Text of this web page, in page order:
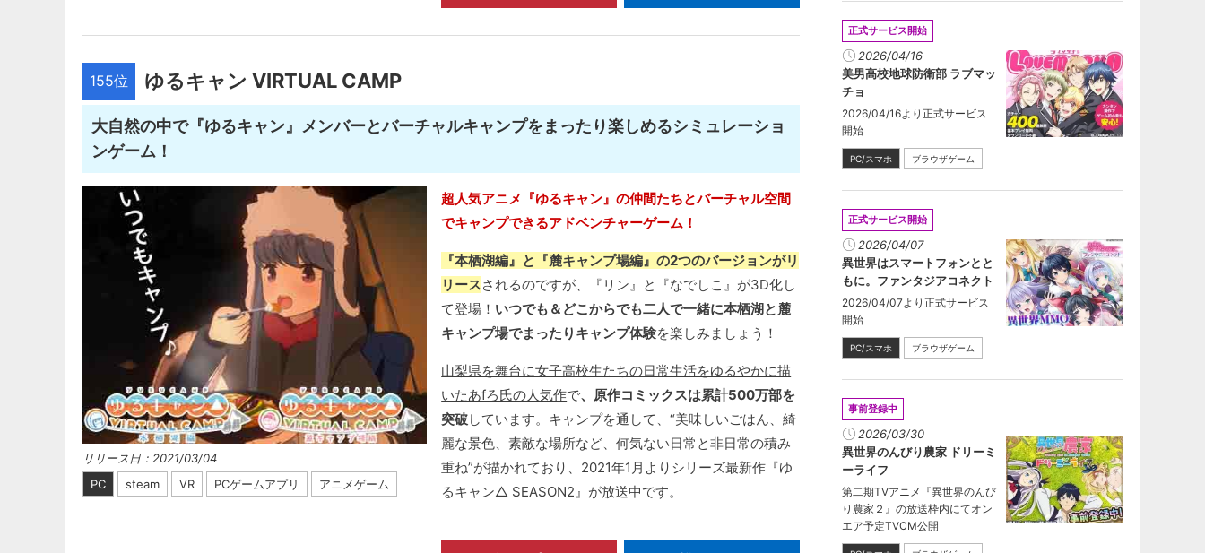
155位 ゆるキャン VIRTUAL CAMP
大自然の中で『ゆるキャン』メンバーとバーチャルキャンプをまったり楽しめるシミュレーショ
ンゲーム！
リリース日：2021/03/04
PC
steam VR PCゲームアプリ アニメゲーム
超人気アニメ『ゆるキャン』の仲間たちとバーチャル空間
でキャンプできるアドベンチャーゲーム！
『本栖湖編』と『麓キャンプ場編』の2つのバージョンがリ
リースされるのですが、『リン』と『なでしこ』が3D化し
て登場！ いつでも＆どこからでも二人で一緒に本栖湖と麓
キャンプ場でまったりキャンプ体験を楽しみましょう！
山梨県を舞台に女子高校生たちの日常生活をゆるやかに描
いたあfろ氏の人気作で、原作コミックスは累計500万部を
突破しています。キャンプを通して、“美味しいごはん、綺
麗な景色、素敵な場所など、何気ない日常と非日常の積み
重ね”が描かれており、2021年1月よりシリーズ最新作『ゆ
るキャン△ SEASON2』が放送中です。
正式サービス開始
2026/04/16
美男高校地球防衛部 ラブマッ
チョ
2026/04/16より正式サービス
開始
PC/スマホ ブラウザゲーム
正式サービス開始
2026/04/07
異世界はスマートフォンとと
もに。ファンタジアコネクト
2026/04/07より正式サービス
開始
PC/スマホ ブラウザゲーム
事前登録中
2026/03/30
異世界のんびり農家 ドリーミ
ーライフ
第二期TVアニメ『異世界のんび
り農家２』の放送枠内にてオン
エア予定TVCM公開